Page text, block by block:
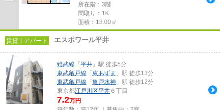
所在階：3階
間取り：1K
面積：18.00㎡
賃貸｜アパート エスポワール平井
総武線 「 平井 」駅 徒歩5分
東武亀戸線 「 東あずま 」駅 徒歩13分
東武亀戸線 「 亀戸水神 」駅 徒歩12分
東京都江戸川区平井 ６丁目
7.2万円